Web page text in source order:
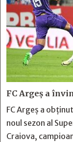
FC Argeş a
FC Argeş a
noul sezon al
Craiova,